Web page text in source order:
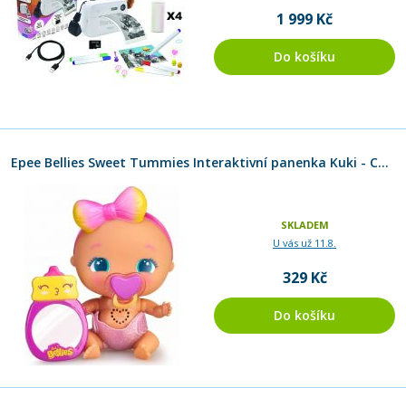
1 999 Kč
Do košíku
Epee Bellies Sweet Tummies Interaktivní panenka Kuki - Cute 16 cm
SKLADEM
U vás už 11.8.
329 Kč
Do košíku